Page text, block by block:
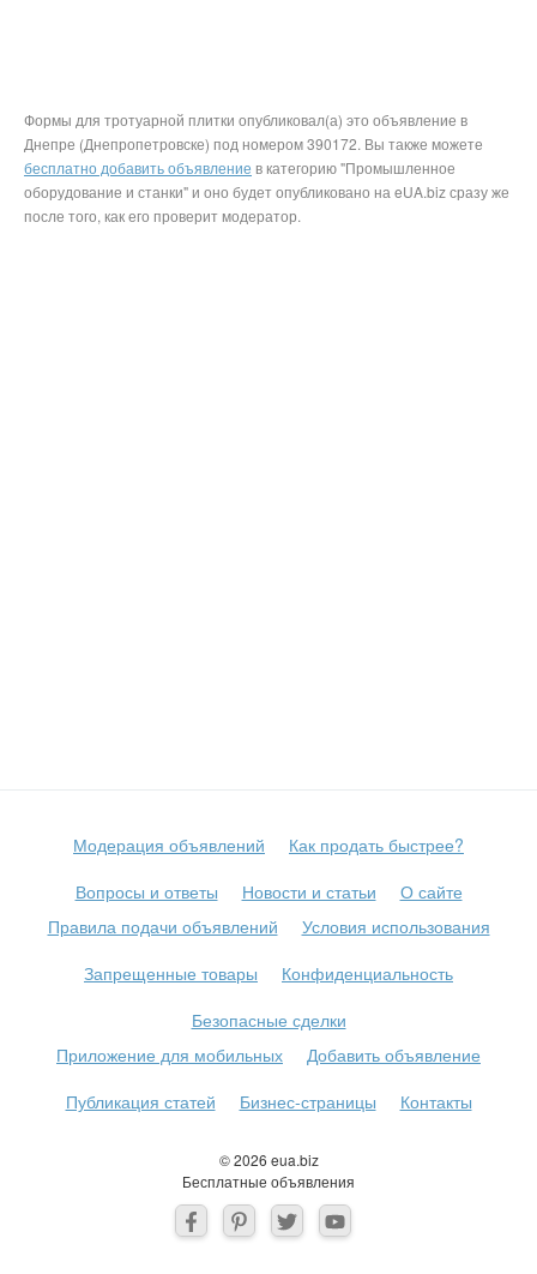
Формы для тротуарной плитки опубликовал(а) это объявление в
Днепре (Днепропетровске) под номером 390172. Вы также можете
бесплатно добавить объявление в категорию "Промышленное
оборудование и станки" и оно будет опубликовано на eUA.biz сразу же
после того, как его проверит модератор.
© 2026 eua.biz
Бесплатные объявления
Модерация объявлений
Как продать быстрее?
Вопросы и ответы
Новости и статьи
О сайте
Правила подачи объявлений
Условия использования
Запрещенные товары
Конфиденциальность
Безопасные сделки
Приложение для мобильных
Добавить объявление
Публикация статей
Бизнес-страницы Контакты